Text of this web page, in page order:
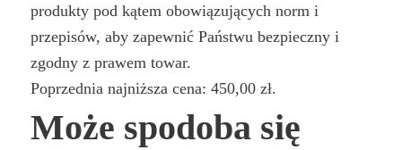
produkty pod kątem obowiązujących norm i
przepisów, aby zapewnić Państwu bezpieczny i
zgodny z prawem towar.
Poprzednia najniższa cena: 450,00 zł.
Może spodoba się